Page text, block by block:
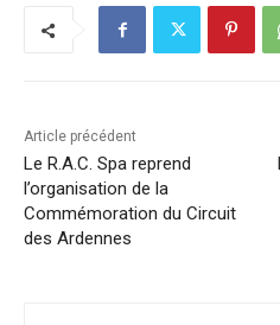
Article précédent
Le R.A.C. Spa reprend
l’organisation de la
Commémoration du Circuit
des Ardennes